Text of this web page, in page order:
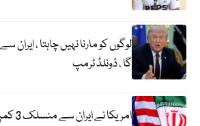
لوگوں کو مارنا نہیں چاہتا ، ایران
گا ، ڈونلڈ ٹرمپ